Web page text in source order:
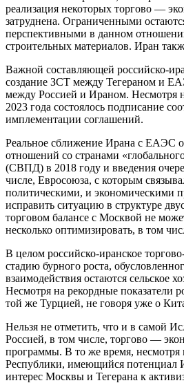
реализация некоторых торгово —
затруднена. Ограниченными
перспективными в данном
строительных материалов. Иран
Важной составляющей российско-
создание ЗСТ между Тегераном и
между Россией и Ираном. Несмотря
2023 года состоялось подписание
имплементации соглашений.
Реальное сближение Ирана с ЕАЭС
отношений со странами
(СВПД) в 2018 году и введения
числе, Евросоюза, с которым
политическими, и экономическими
исправить ситуацию в структуре
торговом балансе с Москвой не
несколько оптимизировать, в том
В целом российско-иранское
стадию бурного роста,
взаимодействия остаются сельское
Несмотря на рекордные показатели
той же Турцией, не говоря уже о
Нельзя не отметить, что и в самой
Россией, в том числе, торгово —
программы. В то же время, несмотря
Республики, имеющийся потенциал
интерес Москвы и Тегерана к